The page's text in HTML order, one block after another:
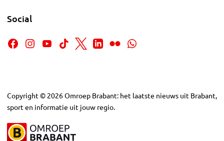
Social
Copyright © 2026Omroep Brabant: het laatste nieuws uit Brabant,
sport en informatie uit jouw regio.